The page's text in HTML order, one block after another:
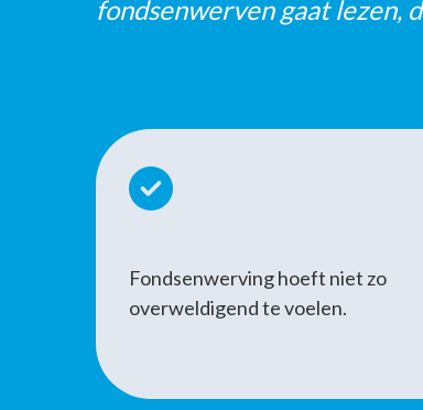
fondsenwerven gaat lezen,
Fondsenwerving hoeft niet zo
overweldigend te voelen.